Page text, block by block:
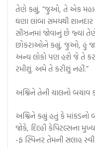
તેણે કહ્યું, “જુઓ, તે એક
ઘણા લાંબા સમયથી શાનદાર
સીઝનમાં જોવાનું છે જ્યાં
છોકરાઓને કહ્યું, જુઓ, હું
અન્ય લોકો પણ હશે જે તે
રમીશું. અમે તે કરીશું નહીં.”
અશ્વિને તેની ચાલનો બચાવ
અશ્વિને કહ્યું હતું કે માંકડનો
જોકે, દિલ્હી કેપિટલ્સના
-ફ સ્પિનર ​​તેમની સલાહ